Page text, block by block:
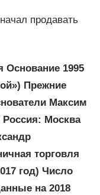
продавать
Основание 1995
Прежние
Максим
Россия: Москва
торговля
год) Число
на 2018